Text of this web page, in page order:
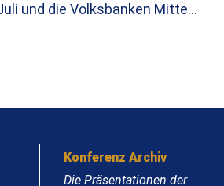
und die Volksbanken Mitte…
Konferenz Archiv
Die Präsentationen der